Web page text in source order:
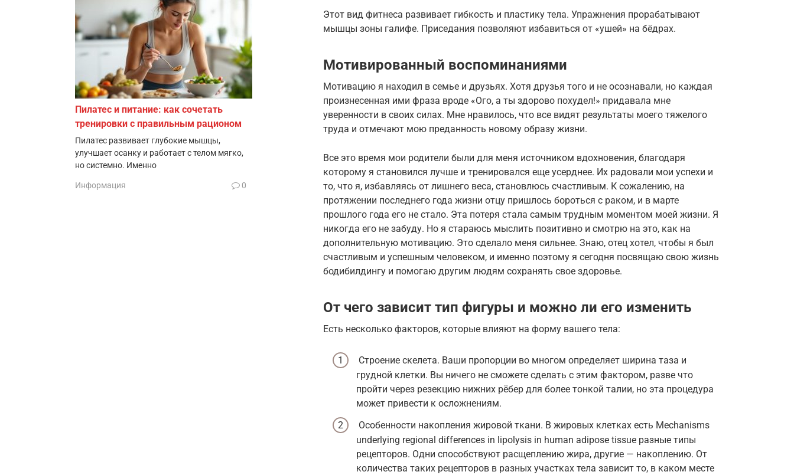
Этот вид фитнеса развивает гибкость и пластику тела. Упражнения прорабатывают
мышцы зоны галифе. Приседания позволяют избавиться от «ушей» на бёдрах.
Мотивированный воспоминаниями
Мотивацию я находил в семье и друзьях. Хотя друзья того и не осознавали, но каждая
произнесенная ими фраза вроде «Ого, а ты здорово похудел!» придавала мне
уверенности в своих силах. Мне нравилось, что все видят результаты моего тяжелого
труда и отмечают мою преданность новому образу жизни.
Все это время мои родители были для меня источником вдохновения, благодаря
которому я становился лучше и тренировался еще усерднее. Их радовали мои успехи и
то, что я, избавляясь от лишнего веса, становлюсь счастливым. К сожалению, на
протяжении последнего года жизни отцу пришлось бороться с раком, и в марте
прошлого года его не стало. Эта потеря стала самым трудным моментом моей жизни. Я
никогда его не забуду. Но я стараюсь мыслить позитивно и смотрю на это, как на
дополнительную мотивацию. Это сделало меня сильнее. Знаю, отец хотел, чтобы я был
счастливым и успешным человеком, и именно поэтому я сегодня посвящаю свою жизнь
бодибилдингу и помогаю другим людям сохранять свое здоровье.
От чего зависит тип фигуры и можно ли его изменить
Есть несколько факторов, которые влияют на форму вашего тела:
Строение скелета. Ваши пропорции во многом определяет ширина таза и
грудной клетки. Вы ничего не сможете сделать с этим фактором, разве что
пройти через резекцию нижних рёбер для более тонкой талии, но эта процедура
может привести к осложнениям.
Особенности накопления жировой ткани. В жировых клетках есть Mechanisms
underlying regional differences in lipolysis in human adipose tissue разные типы
рецепторов. Одни способствуют расщеплению жира, другие — накоплению. От
количества таких рецепторов в разных участках тела зависит то, в каком месте
Пилатес и питание: как сочетать
тренировки с правильным рационом
Пилатес развивает глубокие мышцы,
улучшает осанку и работает с телом мягко,
но системно. Именно
Информация 0